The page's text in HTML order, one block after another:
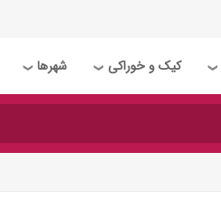
❯ کیک و خوراکی ❯ شهرها ❯